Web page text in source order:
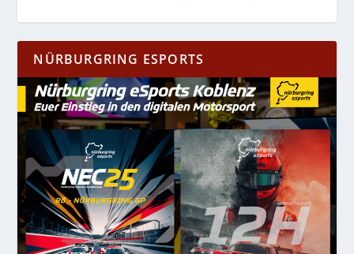
NÜRBURGRING ESPORTS